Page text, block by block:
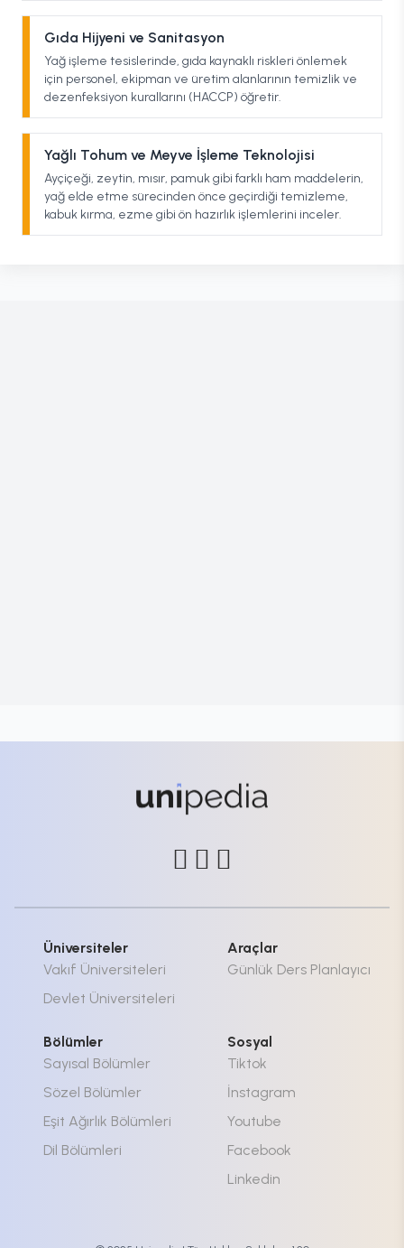
Gıda Hijyeni ve Sanitasyon
Yağ işleme tesislerinde, gıda kaynaklı riskleri önlemek
için personel, ekipman ve üretim alanlarının temizlik ve
dezenfeksiyon kurallarını (HACCP) öğretir.
Yağlı Tohum ve Meyve İşleme Teknolojisi
Ayçiçeği, zeytin, mısır, pamuk gibi farklı ham maddelerin,
yağ elde etme sürecinden önce geçirdiği temizleme,
kabuk kırma, ezme gibi ön hazırlık işlemlerini inceler.
Üniversiteler
Vakıf Üniversiteleri
Devlet Üniversiteleri
Araçlar
Günlük Ders Planlayıcı
Bölümler
Sayısal Bölümler
Sözel Bölümler
Eşit Ağırlık Bölümleri
Dil Bölümleri
Sosyal
Tiktok
İnstagram
Youtube
Facebook
Linkedin